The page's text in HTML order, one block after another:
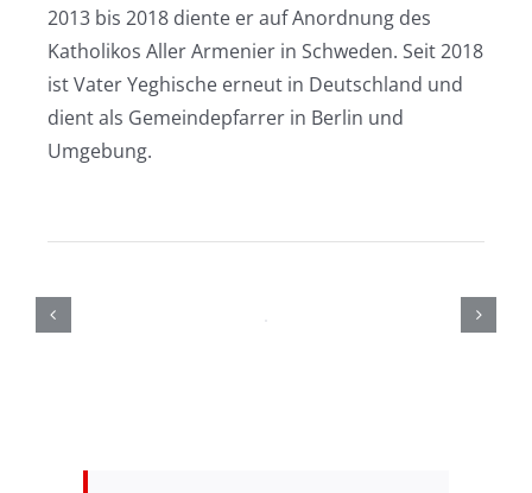
2013 bis 2018 diente er auf Anordnung des
Katholikos Aller Armenier in Schweden. Seit 2018
ist Vater Yeghische erneut in Deutschland und
dient als Gemeindepfarrer in Berlin und
Umgebung.